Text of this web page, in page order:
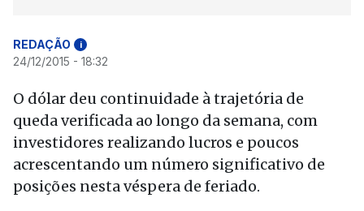
REDAÇÃO i
24/12/2015 - 18:32
O dólar deu continuidade à trajetória de
queda verificada ao longo da semana, com
investidores realizando lucros e poucos
acrescentando um número significativo de
posições nesta véspera de feriado.